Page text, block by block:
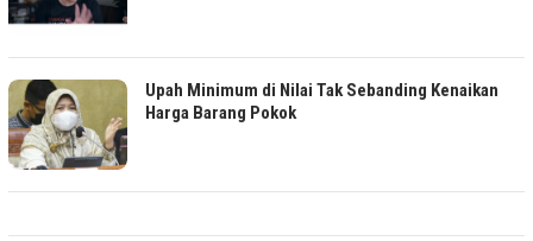
Upah Minimum di Nilai Tak Sebanding Kenaikan
Harga Barang Pokok